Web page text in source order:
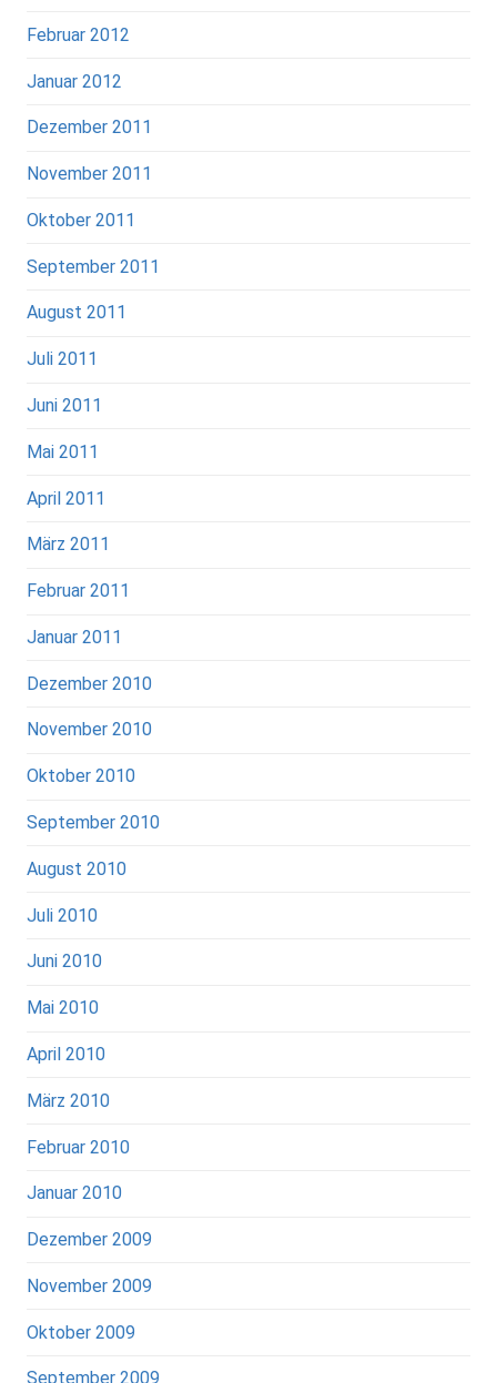
Februar 2012
Januar 2012
Dezember 2011
November 2011
Oktober 2011
September 2011
August 2011
Juli 2011
Juni 2011
Mai 2011
April 2011
März 2011
Februar 2011
Januar 2011
Dezember 2010
November 2010
Oktober 2010
September 2010
August 2010
Juli 2010
Juni 2010
Mai 2010
April 2010
März 2010
Februar 2010
Januar 2010
Dezember 2009
November 2009
Oktober 2009
September 2009